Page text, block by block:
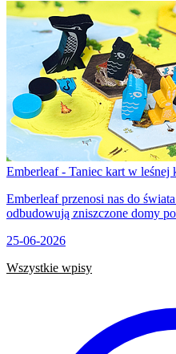
Emberleaf - Taniec kart w leśnej
Emberleaf przenosi nas do
odbudowują zniszczone domy
25-06-2026
Wszystkie wpisy